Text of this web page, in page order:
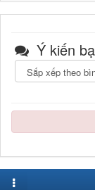
Ý kiến